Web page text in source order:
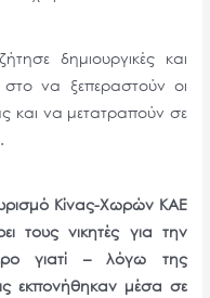
δημιουργικές και
να ξεπεραστούν οι
και να μετατραπούν σε
Κίνας-Χωρών ΚΑΕ
τους νικητές για την
γιατί – λόγω της
εκπονήθηκαν μέσα σε